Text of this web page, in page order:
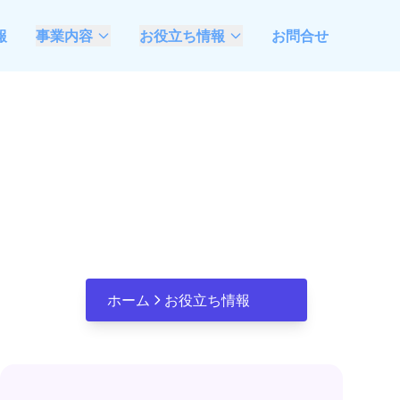
事業内容
Microsoft Azure &
お役立ち情報
お問合せ
ホーム お役立ち情報